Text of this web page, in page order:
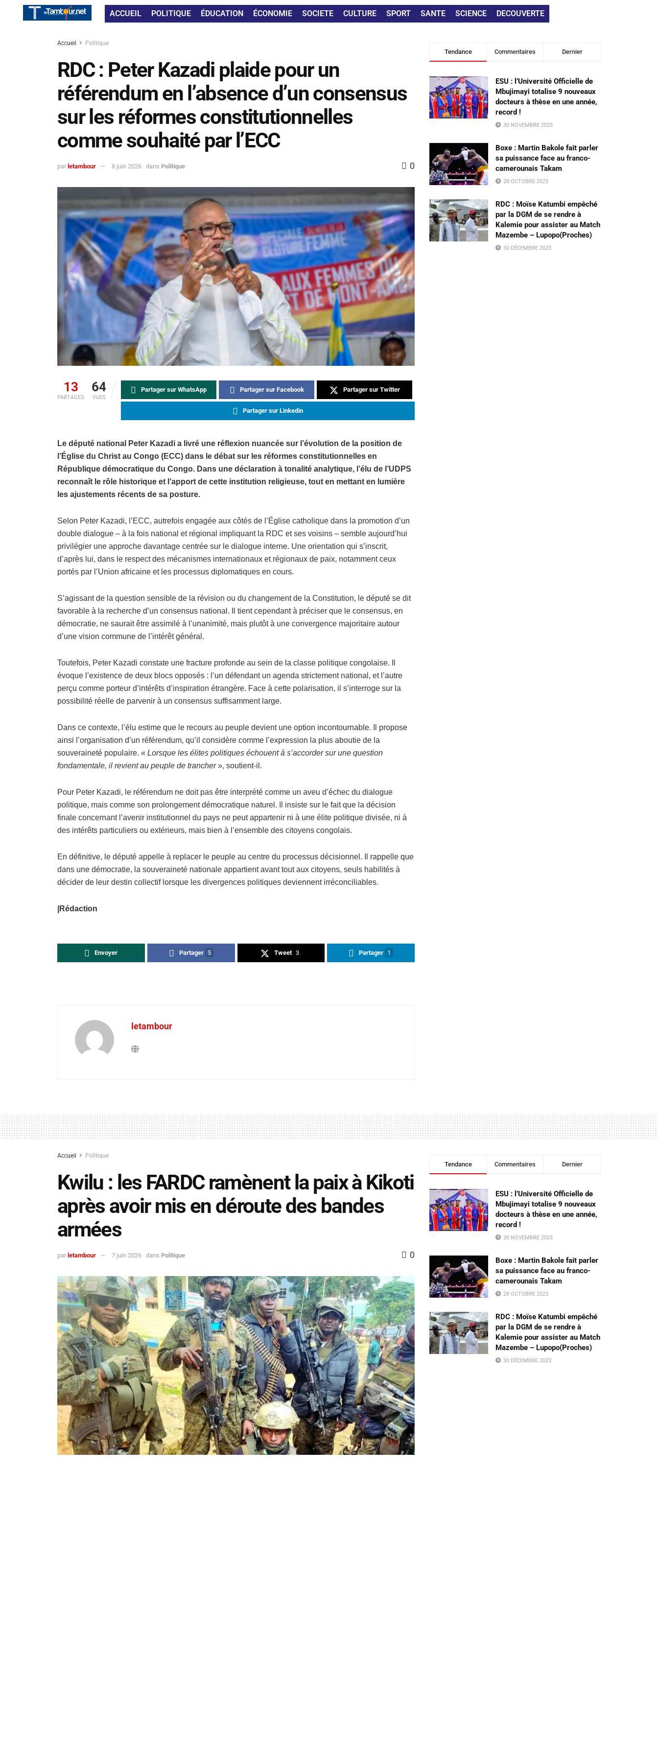
ACCUEIL POLITIQUE ÉDUCATION ÉCONOMIE SOCIETE CULTURE SPORT SANTE SCIENCE DECOUVERTE
Accueil Politique
RDC : Peter Kazadi plaide pour un
référendum en l’absence d’un consensus
sur les réformes constitutionnelles
comme souhaité par l’ECC
par letambour 8 juin 2026 dans Politique 0
13
PARTAGES
64
VUES
Partager sur WhatsApp Partager sur Facebook Partager sur Twitter
Partager sur Linkedin
Le député national Peter Kazadi a livré une réflexion nuancée sur l’évolution de la position de
l’Église du Christ au Congo (ECC) dans le débat sur les réformes constitutionnelles en
République démocratique du Congo. Dans une déclaration à tonalité analytique, l’élu de l’UDPS
reconnaît le rôle historique et l’apport de cette institution religieuse, tout en mettant en lumière
les ajustements récents de sa posture.
Selon Peter Kazadi, l’ECC, autrefois engagée aux côtés de l’Église catholique dans la promotion d’un
double dialogue – à la fois national et régional impliquant la RDC et ses voisins – semble aujourd’hui
privilégier une approche davantage centrée sur le dialogue interne. Une orientation qui s’inscrit,
d’après lui, dans le respect des mécanismes internationaux et régionaux de paix, notamment ceux
portés par l’Union africaine et les processus diplomatiques en cours.
S’agissant de la question sensible de la révision ou du changement de la Constitution, le député se dit
favorable à la recherche d’un consensus national. Il tient cependant à préciser que le consensus, en
démocratie, ne saurait être assimilé à l’unanimité, mais plutôt à une convergence majoritaire autour
d’une vision commune de l’intérêt général.
Toutefois, Peter Kazadi constate une fracture profonde au sein de la classe politique congolaise. Il
évoque l’existence de deux blocs opposés : l’un défendant un agenda strictement national, et l’autre
perçu comme porteur d’intérêts d’inspiration étrangère. Face à cette polarisation, il s’interroge sur la
possibilité réelle de parvenir à un consensus suffisamment large.
Dans ce contexte, l’élu estime que le recours au peuple devient une option incontournable. Il propose
ainsi l’organisation d’un référendum, qu’il considère comme l’expression la plus aboutie de la
souveraineté populaire. « Lorsque les élites politiques échouent à s’accorder sur une question
fondamentale, il revient au peuple de trancher», soutient-il.
Pour Peter Kazadi, le référendum ne doit pas être interprété comme un aveu d’échec du dialogue
politique, mais comme son prolongement démocratique naturel. Il insiste sur le fait que la décision
finale concernant l’avenir institutionnel du pays ne peut appartenir ni à une élite politique divisée, ni à
des intérêts particuliers ou extérieurs, mais bien à l’ensemble des citoyens congolais.
En définitive, le député appelle à replacer le peuple au centre du processus décisionnel. Il rappelle que
dans une démocratie, la souveraineté nationale appartient avant tout aux citoyens, seuls habilités à
décider de leur destin collectif lorsque les divergences politiques deviennent irréconciliables.
|Rédaction
Envoyer Partager 5 Tweet 3 Partager 1
letambour
Tendance Commentaires Dernier
ESU : l’Université Officielle de
Mbujimayi totalise 9 nouveaux
docteurs à thèse en une année,
record !
30 NOVEMBRE 2023
Boxe : Martin Bakole fait parler
sa puissance face au franco-
camerounais Takam
28 OCTOBRE 2023
RDC : Moïse Katumbi empêché
par la DGM de se rendre à
Kalemie pour assister au Match
Mazembe – Lupopo(Proches)
30 DÉCEMBRE 2023
Accueil Politique
Kwilu : les FARDC ramènent la paix à Kikoti
après avoir mis en déroute des bandes
armées
par letambour 7 juin 2026 dans Politique 0
Tendance Commentaires Dernier
ESU : l’Université Officielle de
Mbujimayi totalise 9 nouveaux
docteurs à thèse en une année,
record !
30 NOVEMBRE 2023
Boxe : Martin Bakole fait parler
sa puissance face au franco-
camerounais Takam
28 OCTOBRE 2023
RDC : Moïse Katumbi empêché
par la DGM de se rendre à
Kalemie pour assister au Match
Mazembe – Lupopo(Proches)
30 DÉCEMBRE 2023